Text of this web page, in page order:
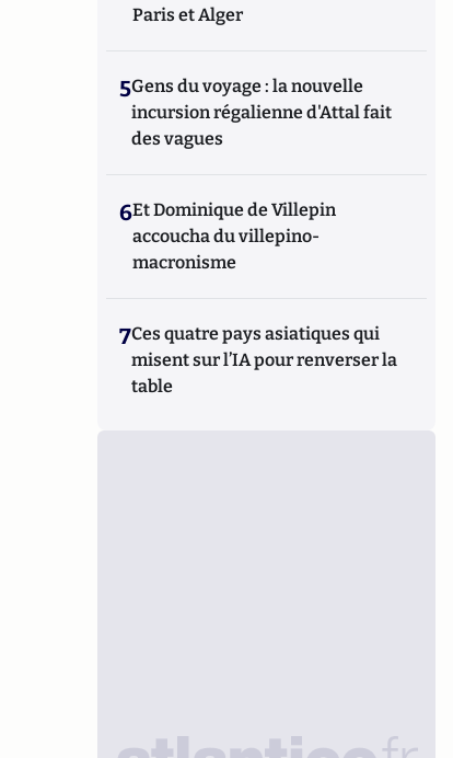
Paris et Alger
5Gens du voyage : la nouvelle
incursion régalienne d'Attal fait
des vagues
6Et Dominique de Villepin
accoucha du villepino-
macronisme
7Ces quatre pays asiatiques qui
misent sur l’IA pour renverser la
table